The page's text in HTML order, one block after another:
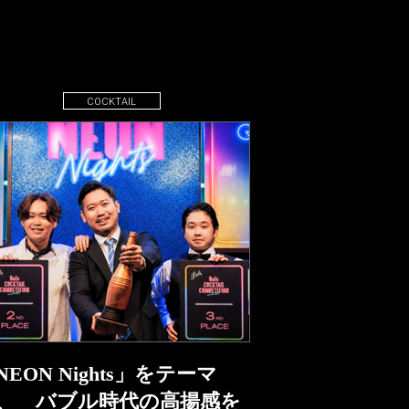
COCKTAIL
Nights」をテーマ
バブル時代の高揚感を